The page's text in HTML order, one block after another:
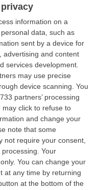
information on a
data, such as
sent by a device for
advertising and content
services development.
may use precise
device scanning. You
partners’ processing
click to refuse to
and change your
note that some
not require your consent,
Your
You can change your
at any time by returning
at the bottom of the
su Google News
per la
competenza in
dell’importo di